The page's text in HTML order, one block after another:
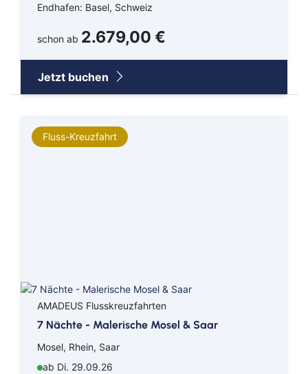
Endhafen: Basel, Schweiz
schon ab 2.679,00 €
Jetzt buchen
Fluss-Kreuzfahrt
AMADEUS Flusskreuzfahrten
7 Nächte - Malerische Mosel & Saar
Mosel, Rhein, Saar
ab Di. 29.09.26